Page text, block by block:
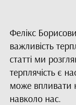
Фелікс
важливість
статті ми
терплячість є
може впливати
навколо нас.